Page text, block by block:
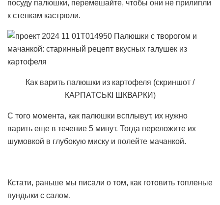
посуду палюшки, перемешайте, чтобы они не прилипли
к стенкам кастрюли.
Как варить палюшки из картофеля (скриншот /
КАРПАТСЬКІ ШКВАРКИ)
С того момента, как палюшки всплывут, их нужно
варить еще в течение 5 минут. Тогда переложите их
шумовкой в глубокую миску и полейте мачанкой.
Кстати, раньше мы писали о том, как готовить топленые
пундыки с салом.